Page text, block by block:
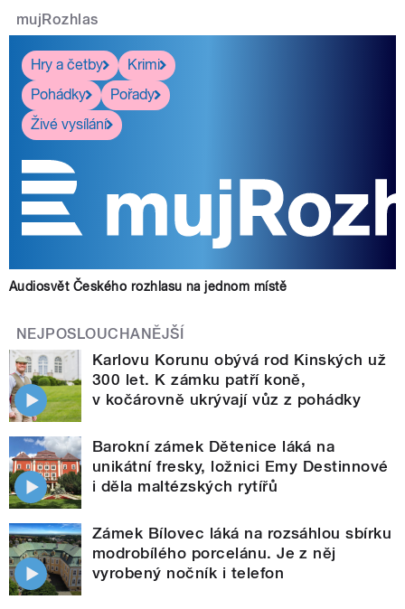
mujRozhlas
Hry a četby
Krimi
Pohádky
Pořady
Živé vysílání
Audiosvět Českého rozhlasu na jednom místě
NEJPOSLOUCHANĚJŠÍ
Karlovu Korunu obývá rod Kinských už
300 let. K zámku patří koně,
v kočárovně ukrývají vůz z pohádky
Barokní zámek Dětenice láká na
unikátní fresky, ložnici Emy Destinnové
i děla maltézských rytířů
Zámek Bílovec láká na rozsáhlou sbírku
modrobílého porcelánu. Je z něj
vyrobený nočník i telefon